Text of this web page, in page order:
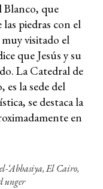
Blanco, que
piedras con el
visitado el
que Jesús y su
La Catedral de
es la sede del
se destaca la
en
‘Abbasiya, El Cairo,
unger